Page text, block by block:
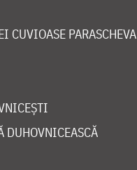
CUVIOASE PARASCHEVA
DUHOVNICEASCĂ